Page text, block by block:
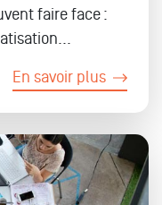
faire face :
En savoir plus